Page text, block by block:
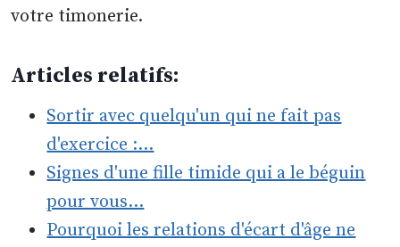
votre timonerie.
Articles relatifs:
Sortir avec quelqu'un qui ne fait pas
d'exercice :…
Signes d'une fille timide qui a le béguin
pour vous…
Pourquoi les relations d'écart d'âge ne